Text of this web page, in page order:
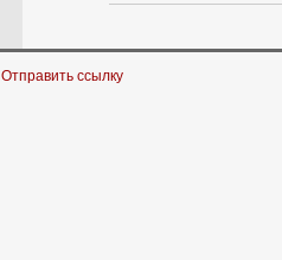
Отправить ссылку